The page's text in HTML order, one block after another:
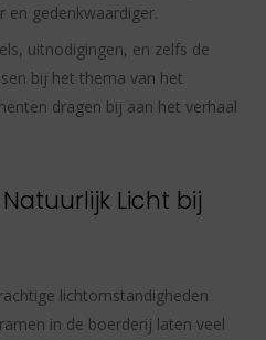
en gedenkwaardiger.
uitnodigingen, en zelfs de
bij het thema van het
dragen bij aan het verhaal
Licht bij
lichtomstandigheden
in de boerderij laten veel